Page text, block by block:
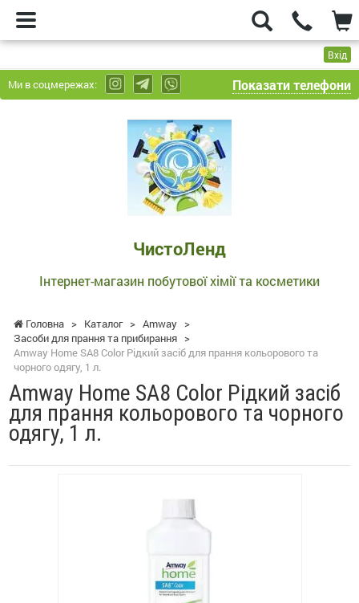
Вхід
Ми в соцмережах: Показати телефони
ЧистоЛенд
Інтернет-магазин побутової хімії та косметики
Головна > Каталог > Amway >
Засоби для прання та прибирання >
Amway Home SA8 Color Рідкий засіб для прання кольорового та
чорного одягу, 1 л.
Amway Home SA8 Color Рідкий засіб
для прання кольорового та чорного
одягу, 1 л.